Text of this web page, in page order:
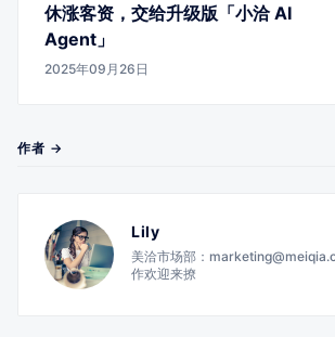
休涨客资，交给升级版「小洽 AI
Agent」
2025年09月26日
作者 →
Lily
美洽市场部：
作欢迎来撩